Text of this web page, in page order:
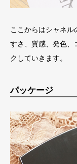
ここからはシャネ
すさ、質感、発色、
クしていきます。
パッケージ